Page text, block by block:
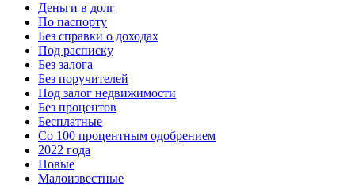
Деньги в долг
По паспорту
Без справки о доходах
Под расписку
Без залога
Без поручителей
Под залог недвижимости
Без процентов
Бесплатные
Со 100 процентным одобрением
2022 года
Новые
Малоизвестные